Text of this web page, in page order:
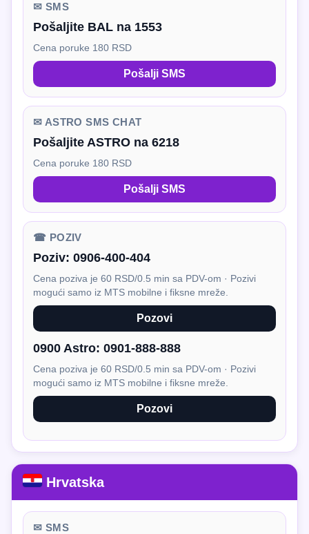
✉ SMS
Pošaljite BAL na 1553
Cena poruke 180 RSD
Pošalji SMS
✉ ASTRO SMS CHAT
Pošaljite ASTRO na 6218
Cena poruke 180 RSD
Pošalji SMS
☎ POZIV
Poziv: 0906-400-404
Cena poziva je 60 RSD/0.5 min sa PDV-om · Pozivi
mogući samo iz MTS mobilne i fiksne mreže.
Pozovi
0900 Astro: 0901-888-888
Cena poziva je 60 RSD/0.5 min sa PDV-om · Pozivi
mogući samo iz MTS mobilne i fiksne mreže.
Pozovi
Hrvatska
✉ SMS